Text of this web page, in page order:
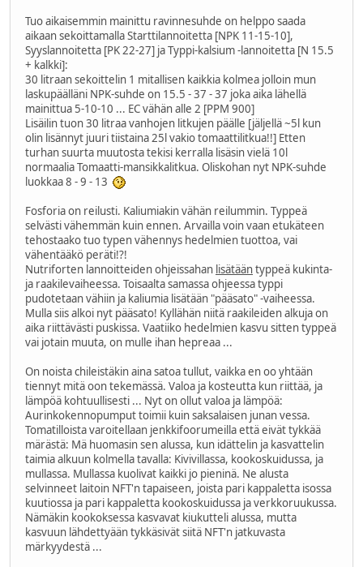
Tuo aikaisemmin mainittu ravinnesuhde on helppo saada
aikaan sekoittamalla Starttilannoitetta [NPK 11-15-10],
Syyslannoitetta [PK 22-27] ja Typpi-kalsium -lannoitetta [N 15.5
+ kalkki]:
30 litraan sekoittelin 1 mitallisen kaikkia kolmea jolloin mun
laskupäälläni NPK-suhde on 15.5 - 37 - 37 joka aika lähellä
mainittua 5-10-10 ... EC vähän alle 2 [PPM 900]
Lisäilin tuon 30 litraa vanhojen litkujen päälle [jäljellä ~5l kun
olin lisännyt juuri tiistaina 25l vakio tomaattilitkua!!] Etten
turhan suurta muutosta tekisi kerralla lisäsin vielä 10l
normaalia Tomaatti-mansikkalitkua. Oliskohan nyt NPK-suhde
luokkaa 8 - 9 - 13
Fosforia on reilusti. Kaliumiakin vähän reilummin. Typpeä
selvästi vähemmän kuin ennen. Arvailla voin vaan etukäteen
tehostaako tuo typen vähennys hedelmien tuottoa, vai
vähentääkö peräti!?!
Nutriforten lannoitteiden ohjeissahan lisätääntyppeä kukinta-
ja raakilevaiheessa. Toisaalta samassa ohjeessa typpi
pudotetaan vähiin ja kaliumia lisätään "pääsato" -vaiheessa.
Mulla siis alkoi nyt pääsato! Kyllähän niitä raakileiden alkuja on
aika riittävästi puskissa. Vaatiiko hedelmien kasvu sitten typpeä
vai jotain muuta, on mulle ihan hepreaa ...
On noista chileistäkin aina satoa tullut, vaikka en oo yhtään
tiennyt mitä oon tekemässä. Valoa ja kosteutta kun riittää, ja
lämpöä kohtuullisesti ... Nyt on ollut valoa ja lämpöä:
Aurinkokennopumput toimii kuin saksalaisen junan vessa.
Tomatilloista varoitellaan jenkkifoorumeilla että eivät tykkää
märästä: Mä huomasin sen alussa, kun idättelin ja kasvattelin
taimia alkuun kolmella tavalla: Kivivillassa, kookoskuidussa, ja
mullassa. Mullassa kuolivat kaikki jo pieninä. Ne alusta
selvinneet laitoin NFT'n tapaiseen, joista pari kappaletta isossa
kuutiossa ja pari kappaletta kookoskuidussa ja verkkoruukussa.
Nämäkin kookoksessa kasvavat kiukutteli alussa, mutta
kasvuun lähdettyään tykkäsivät siitä NFT'n jatkuvasta
märkyydestä ...